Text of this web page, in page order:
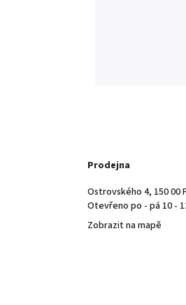
Prodejna
Ostrovského 4, 150 00
Otevřeno po - pá 10 -
Zobrazit na mapě